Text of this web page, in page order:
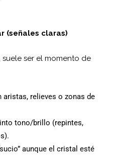
(señales claras)
ser el momento de
aristas, relieves o zonas de
tono/brillo (repintes,
aunque el cristal esté